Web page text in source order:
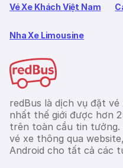
Vé Xe Khách Việt Nam
Nha Xe Limousine
redBus là dịch vụ đặt
nhất thế giới được hơn
trên toàn cầu tin tưởng.
vé xe thông qua
Android cho tất cả các